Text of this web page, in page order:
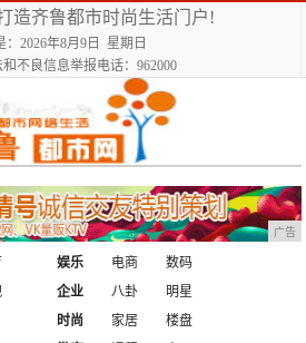
造齐鲁都市时尚生活门户!
：2026年8月9日 星期日
不良信息举报电话：962000
广告
娱乐 电商
数码
企业
八卦
明星
时尚 家居
楼盘